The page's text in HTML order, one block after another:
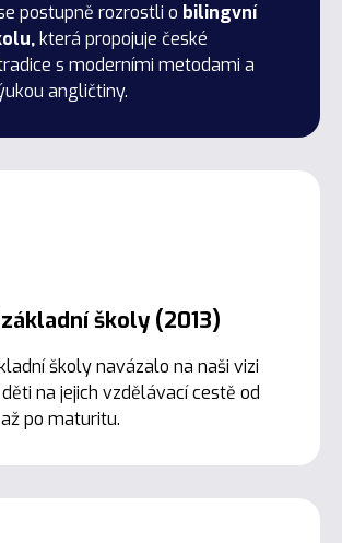
postupně rozrostli o bilingvní
která propojuje české
s moderními metodami a
angličtiny.
školy (2013)
školy navázalo na naši vizi
na jejich vzdělávací cestě od
po maturitu.